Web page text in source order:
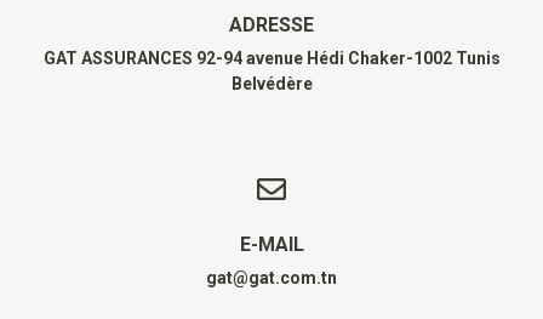
ADRESSE
GAT ASSURANCES 92-94 avenue Hédi Chaker-1002 Tunis
Belvédère
E-MAIL
gat@gat.com.tn